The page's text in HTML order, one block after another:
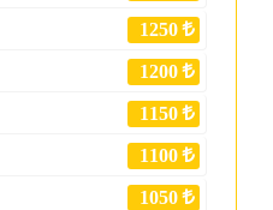
1250
1200
1150
1100
1050